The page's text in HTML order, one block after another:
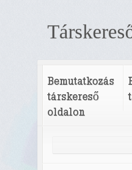
Bemutatkozás
társkereső
oldalon